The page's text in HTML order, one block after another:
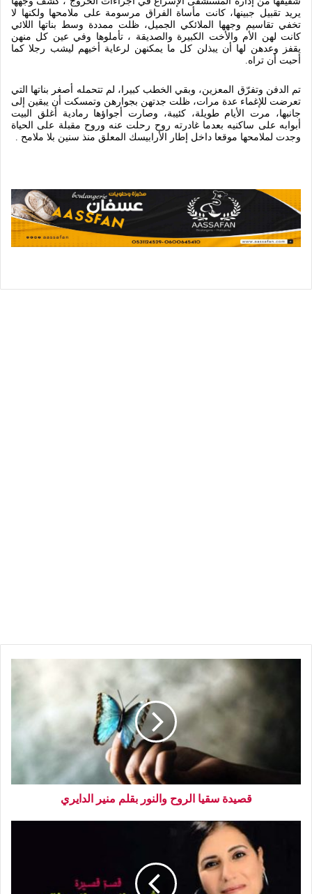
يريد تقبيل جبينها، كانت مأساة الفراق مرسومة على ملامحها ولكنها لا
تخفي تقاسيم وجهها الملائكي الجميل، ظلت ممددة وسط بناتها اللائي
كانت لهن الأم والأخت الكبيرة والصديقة ، تأملوها وفي عين كل منهن
يقفز وعدهن لها أن يبذلن كل ما يمكنهن لرعاية أخيهم ليشب رجلا كما
أحبت أن تراه
تم الدفن وتفرّق المعزين، وبقي الخطب كبيرا، لم تتحمله أصغر بناتها التي
تعرضت للإغماء عدة مرات، ظلت جدتهن بجوارهن وتمسكت أن يبقين إلى
جانبها، مرت الأيام طويلة، كئيبة، وصارت أجواؤها رمادية أغلق البيت
أبوابه على ساكنيه بعدما غادرته روح رحلت عنه وروح مقبلة على الحياة
وجدت لملامحها موقعا داخل إطار الأرابيسك المعلق منذ سنين بلا ملامح
قصيدة سقيا الروح والنور بقلم منير الدايري